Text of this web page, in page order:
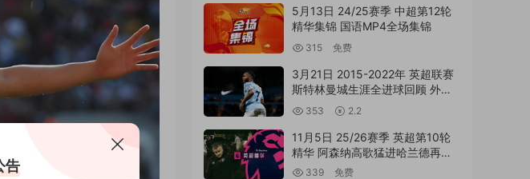
5月13日 24/25赛季 中超第12轮
精华集锦 国语MP4全场集锦
315 免费
3月21日 2015-2022年 英超联赛
斯特林曼城生涯全进球回顾 外语
MP4高清精华集锦
353 2.2
11月5日 25/26赛季 英超第10轮
精华 阿森纳高歌猛进哈兰德再刷
纪录 国语MP4精华集锦
339 免费
告